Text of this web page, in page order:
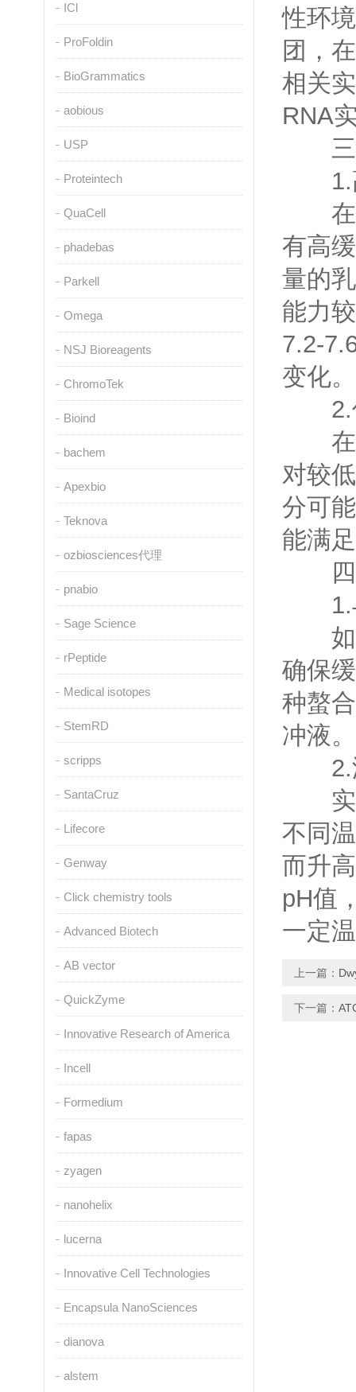
ICl
ProFoldin
BioGrammatics
aobious
USP
Proteintech
QuaCell
phadebas
Parkell
Omega
NSJ Bioreagents
ChromoTek
Bioind
bachem
Apexbio
Teknova
ozbiosciences代理
pnabio
Sage Science
rPeptide
Medical isotopes
StemRD
scripps
SantaCruz
Lifecore
Genway
Click chemistry tools
Advanced Biotech
AB vector
QuickZyme
Innovative Research of America
Incell
Formedium
fapas
zyagen
nanohelix
lucerna
Innovative Cell Technologies
Encapsula NanoSciences
dianova
alstem
性环
团，
相关
RNA
三
1.高
在一
有高
量的
能力
7.2-
变化。
2.低
在某
对较
分可
能满
四
1.与
如果
确保
种螯
冲液。
2.
实验
不同
而升
pH值
一定
上一篇：
下一篇：